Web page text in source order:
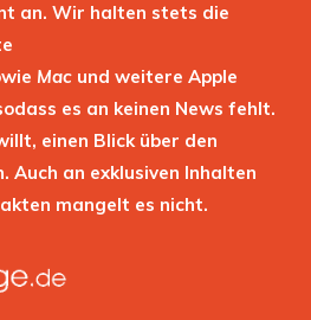
an. Wir halten stets die
Mac und weitere Apple
es an keinen News fehlt.
einen Blick über den
Auch an exklusiven Inhalten
mangelt es nicht.